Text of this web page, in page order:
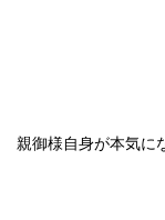
親御様自身が本気に